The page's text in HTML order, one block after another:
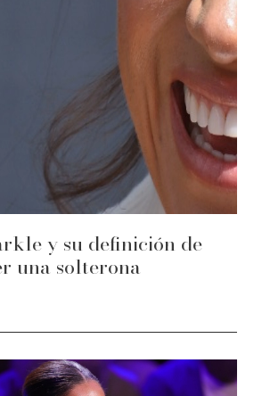
y su definición de
una solterona